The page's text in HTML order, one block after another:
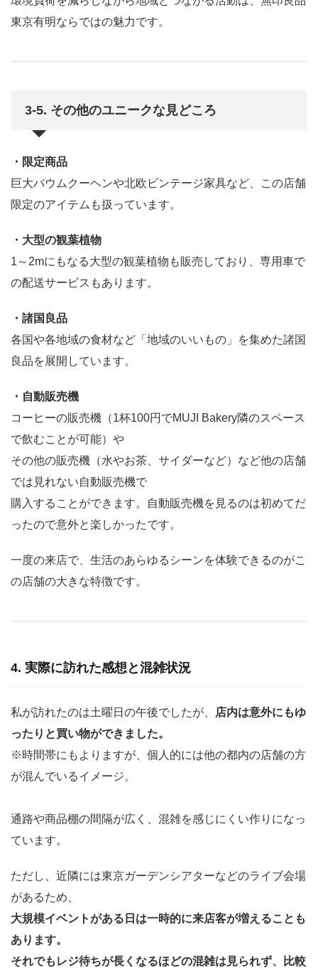
東京有明ならではの魅力です。
3-5. その他のユニークな見どころ
・限定商品
巨大バウムクーヘンや北欧ビンテージ家具など、この店舗
限定のアイテムも扱っています。
・大型の観葉植物
1～2mにもなる大型の観葉植物も販売しており、専用車で
の配送サービスもあります。
・諸国良品
各国や各地域の食材など「地域のいいもの」を集めた諸国
良品を展開しています。
・自動販売機
コーヒーの販売機（1杯100円でMUJI Bakery隣のスペース
で飲むことが可能）や
その他の販売機（水やお茶、サイダーなど）など他の店舗
では見れない自動販売機で
購入することができます。自動販売機を見るのは初めてだ
ったので意外と楽しかったです。
一度の来店で、生活のあらゆるシーンを体験できるのがこ
の店舗の大きな特徴です。
4. 実際に訪れた感想と混雑状況
私が訪れたのは土曜日の午後でしたが、
店内は意外にもゆ
ったりと買い物ができました。
※時間帯にもよりますが、個人的には他の都内の店舗の方
が混んでいるイメージ。
通路や商品棚の間隔が広く、混雑を感じにくい作りになっ
ています。
ただし、近隣には東京ガーデンシアターなどのライブ会場
があるため、
大規模イベントがある日は一時的に来店客が増えることも
あります。
それでもレジ待ちが長くなるほどの混雑は見られず、比較